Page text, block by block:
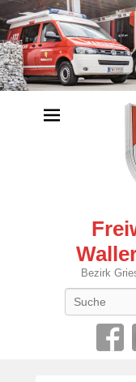
Bezirk